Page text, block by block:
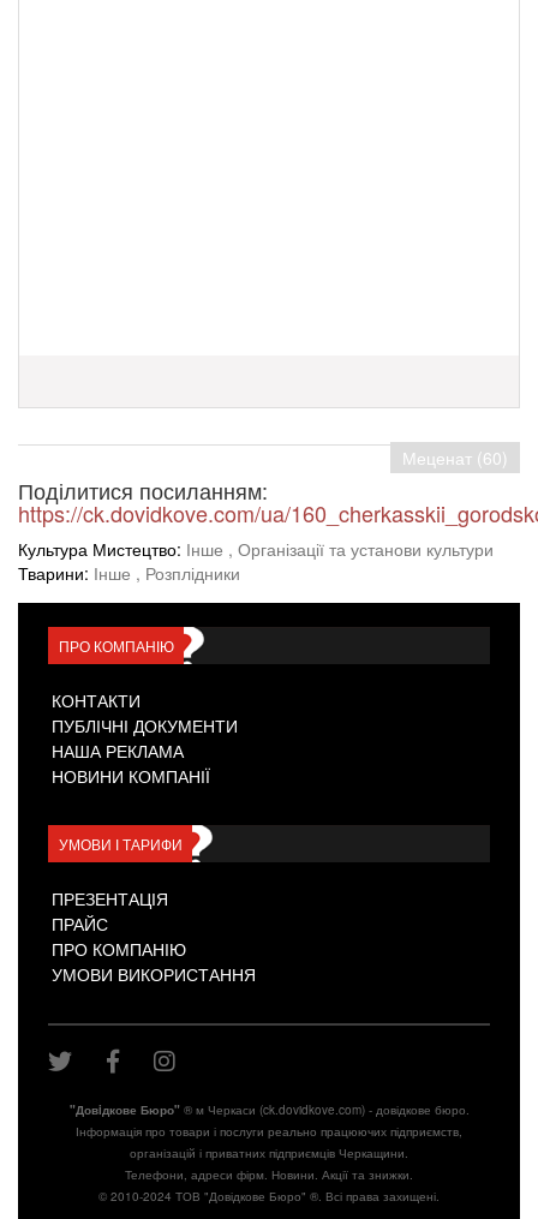
Меценат (60)
Поділитися посиланням:
https://ck.dovidkove.com/ua/
Культура Мистецтво: Інше , Організації та установи культури
Тварини: Інше , Розплідники
ПРО КОМПАНІЮ
КОНТАКТИ
ПУБЛІЧНІ ДОКУМЕНТИ
НАША РЕКЛАМА
НОВИНИ КОМПАНІЇ
УМОВИ І ТАРИФИ
ПРЕЗЕНТАЦІЯ
ПРАЙС
ПРО КОМПАНІЮ
УМОВИ ВИКОРИСТАННЯ
"Довiдкове Бюро"® м Черкаси (ck.dovidkove.com) - довідкове бюро.
Інформація про товари і послуги реально працюючих підприємств,
організацій і приватних підприємців Черкащини.
Телефони, адреси фірм. Новини. Акції та знижки.
© 2010-2024 ТОВ "Довідкове Бюро" ®. Всі права захищені.